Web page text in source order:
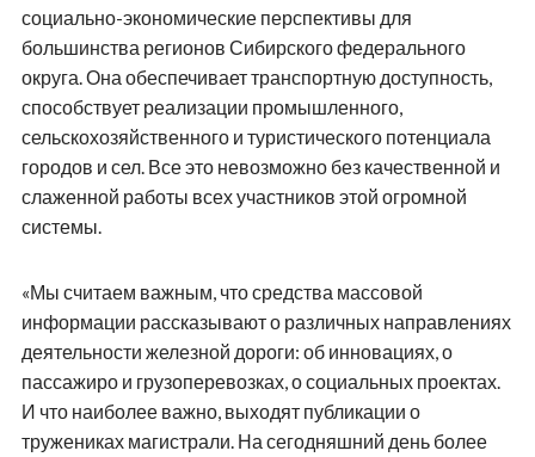
социально-экономические перспективы для
большинства регионов Сибирского федерального
округа. Она обеспечивает транспортную доступность,
способствует реализации промышленного,
сельскохозяйственного и туристического потенциала
городов и сел. Все это невозможно без качественной и
слаженной работы всех участников этой огромной
системы.
«Мы считаем важным, что средства массовой
информации рассказывают о различных направлениях
деятельности железной дороги: об инновациях, о
пассажиро и грузоперевозках, о социальных проектах.
И что наиболее важно, выходят публикации о
тружениках магистрали. На сегодняшний день более